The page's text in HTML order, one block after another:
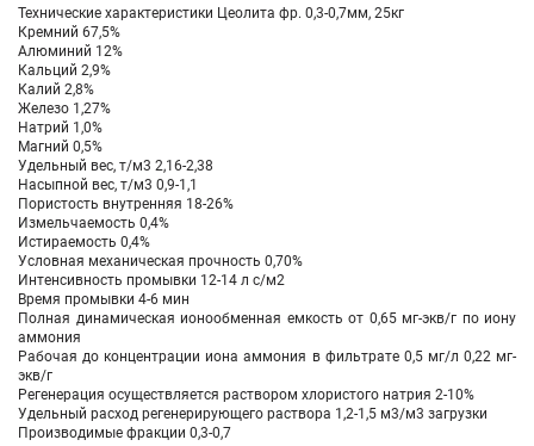
Технические характеристики Цеолита фр. 0,3-0,7мм, 25кг
Кремний 67,5%
Алюминий 12%
Кальций 2,9%
Калий 2,8%
Железо 1,27%
Натрий 1,0%
Магний 0,5%
Удельный вес, т/м3 2,16-2,38
Насыпной вес, т/м3 0,9-1,1
Пористость внутренняя 18-26%
Измельчаемость 0,4%
Истираемость 0,4%
Условная механическая прочность 0,70%
Интенсивность промывки 12-14 л с/м2
Время промывки 4-6 мин
Полная динамическая ионообменная емкость от 0,65 мг-экв/г по иону
аммония
Рабочая до концентрации иона аммония в фильтрате 0,5 мг/л 0,22 мг-
экв/г
Регенерация осуществляется раствором хлористого натрия 2-10%
Удельный расход регенерирующего раствора 1,2-1,5 м3/м3 загрузки
Производимые фракции 0,3-0,7